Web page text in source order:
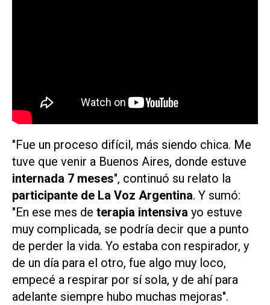
"Fue un proceso difícil, más siendo chica. Me
tuve que venir a Buenos Aires, donde estuve
internada 7 meses", continuó su relato la
participante de La Voz Argentina. Y sumó:
"En ese mes de terapia intensiva yo estuve
muy complicada, se podría decir que a punto
de perder la vida. Yo estaba con respirador, y
de un día para el otro, fue algo muy loco,
empecé a respirar por sí sola, y de ahí para
adelante siempre hubo muchas mejoras".